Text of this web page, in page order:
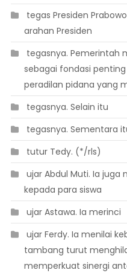
 tegas Presiden
arahan Presiden
 tegasnya. Pemerintah
sebagai fondasi
peradilan pidana yang
 tegasnya. Selain itu
 tegasnya. Sementara
 tutur Tedy. (*/rls)
 ujar Abdul Muti. Ia
kepada para siswa
 ujar Astawa. Ia merinci
 ujar Ferdy. Ia menilai
tambang turut
memperkuat sinergi